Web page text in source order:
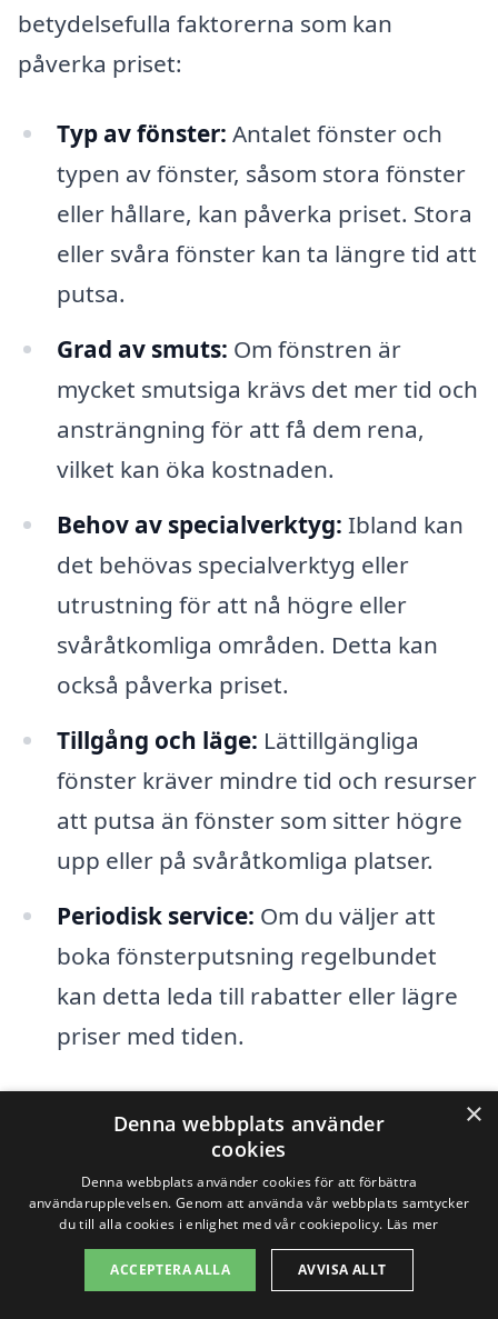
betydelsefulla faktorerna som kan
påverka priset:
Typ av fönster: Antalet fönster och
typen av fönster, såsom stora fönster
eller hållare, kan påverka priset. Stora
eller svåra fönster kan ta längre tid att
putsa.
Grad av smuts: Om fönstren är
mycket smutsiga krävs det mer tid och
ansträngning för att få dem rena,
vilket kan öka kostnaden.
Behov av specialverktyg: Ibland kan
det behövas specialverktyg eller
utrustning för att nå högre eller
svåråtkomliga områden. Detta kan
också påverka priset.
Tillgång och läge: Lättillgängliga
fönster kräver mindre tid och resurser
att putsa än fönster som sitter högre
upp eller på svåråtkomliga platser.
Periodisk service: Om du väljer att
boka fönsterputsning regelbundet
kan detta leda till rabatter eller lägre
priser med tiden.
fönsterputsning i Villshärad
rekommenderat att kontakta flera olika
företag och be om offerter. På detta sätt
kan du jämföra priser och tjänster för att
×
Denna webbplats använder
cookies
Denna webbplats använder cookies för att förbättra
användarupplevelsen. Genom att använda vår webbplats samtycker
du till alla cookies i enlighet med vår cookiepolicy. Läs mer
ACCEPTERA ALLA AVVISA ALLT